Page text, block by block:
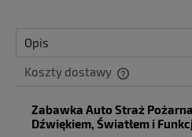
Opis
Koszty dostawy
Cena nie zawiera ewentualnych
Zabawka Auto Straż
Dźwiękiem, Światłem i